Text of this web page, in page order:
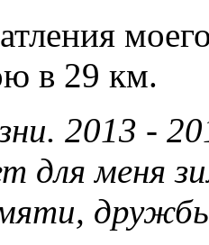
в 29 км.
2013 -
для меня